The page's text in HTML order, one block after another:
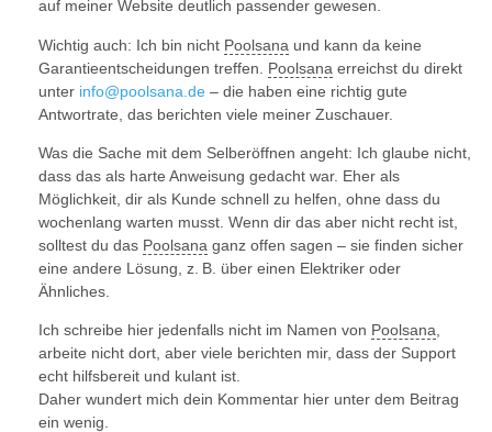
auf meiner Website deutlich passender gewesen.
Wichtig auch: Ich bin nicht Poolsana und kann da keine
Garantieentscheidungen treffen. Poolsana erreichst du direkt
unter info@poolsana.de – die haben eine richtig gute
Antwortrate, das berichten viele meiner Zuschauer.
Was die Sache mit dem Selberöffnen angeht: Ich glaube nicht,
dass das als harte Anweisung gedacht war. Eher als
Möglichkeit, dir als Kunde schnell zu helfen, ohne dass du
wochenlang warten musst. Wenn dir das aber nicht recht ist,
solltest du das Poolsana ganz offen sagen – sie finden sicher
eine andere Lösung, z. B. über einen Elektriker oder
Ähnliches.
Ich schreibe hier jedenfalls nicht im Namen von Poolsana,
arbeite nicht dort, aber viele berichten mir, dass der Support
echt hilfsbereit und kulant ist.
Daher wundert mich dein Kommentar hier unter dem Beitrag
ein wenig.